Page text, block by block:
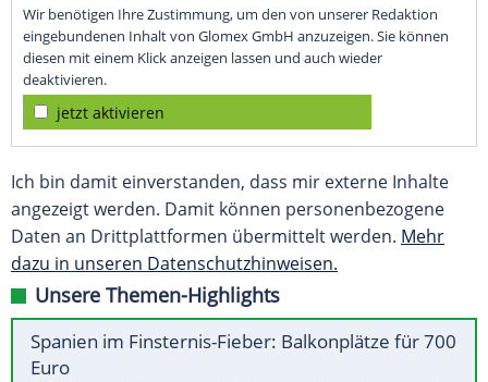
Wir benötigen Ihre Zustimmung, um den von unserer Redaktion
eingebundenen Inhalt von Glomex GmbH anzuzeigen. Sie können
diesen mit einem Klick anzeigen lassen und auch wieder
deaktivieren.
jetzt aktivieren
Ich bin damit einverstanden, dass mir externe Inhalte
angezeigt werden. Damit können personenbezogene
Daten an Drittplattformen übermittelt werden. Mehr
dazu in unseren Datenschutzhinweisen.
Unsere Themen-Highlights
Spanien im Finsternis-Fieber: Balkonplätze für 700
Euro